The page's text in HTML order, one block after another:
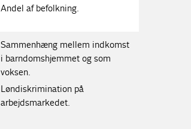
Andel af befolkning.
Sammenhæng mellem indkomst
i barndomshjemmet og som
voksen.
Løndiskrimination på
arbejdsmarkedet.